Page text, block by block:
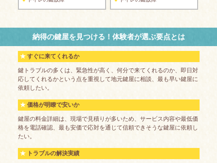
納得の鍵屋を見つける！体験者が選ぶ要点とは
すぐに来てくれるか
鍵トラブルの多くは、緊急性が高く、何分で来てくれるのか、即日対
応してくれるかという点を重視して地元鍵屋に相談、最も早い鍵屋に
依頼したい。
価格が明瞭で安いか
鍵屋の料金詳細は、現場で見積りが多いため、サービス内容や最低価
格を電話確認、最も安価で応対を通じて信頼できそうな鍵屋に依頼し
たい。
トラブルの解決実績